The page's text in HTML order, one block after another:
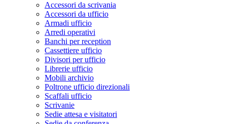
Accessori da scrivania
Accessori da ufficio
Armadi ufficio
Arredi operativi
Banchi per reception
Cassettiere ufficio
Divisori per ufficio
Librerie ufficio
Mobili archivio
Poltrone ufficio direzionali
Scaffali ufficio
Scrivanie
Sedie attesa e visitatori